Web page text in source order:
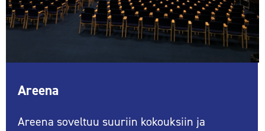
Areena
Areena soveltuu suuriin kokouksiin ja